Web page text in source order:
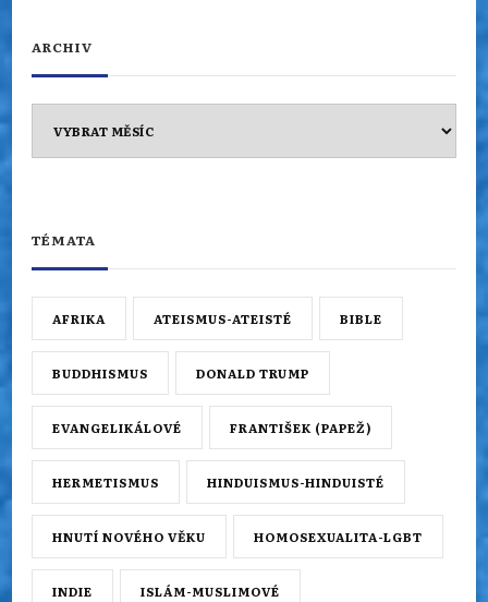
ARCHIV
TÉMATA
AFRIKA ATEISMUS-ATEISTÉ BIBLE
BUDDHISMUS DONALD TRUMP
EVANGELIKÁLOVÉ FRANTIŠEK (PAPEŽ)
HERMETISMUS HINDUISMUS-HINDUISTÉ
HNUTÍ NOVÉHO VĚKU HOMOSEXUALITA-LGBT
INDIE ISLÁM-MUSLIMOVÉ